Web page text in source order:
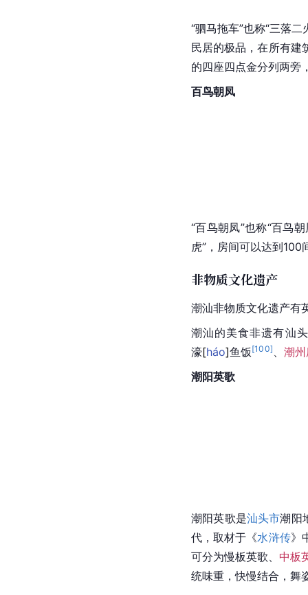
“驷马拖车”也称“三落
民居的极品，在所有建
的四座四点金分列两旁
百鸟朝凤
“百鸟朝凤”也称“百鸟朝
虎”，房间可以达到100
非物质文化遗产
潮汕非物质文化遗产有
潮汕的美食非遗有汕
濠[háo]鱼饭[100] 、潮
潮阳英歌
潮阳英歌是汕头市潮阳
代，取材于《水浒传》
可分为慢板英歌、 中板
统味重，快慢结合，舞